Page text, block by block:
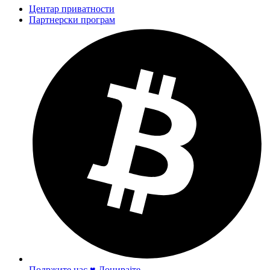
Центар приватности
Партнерски програм